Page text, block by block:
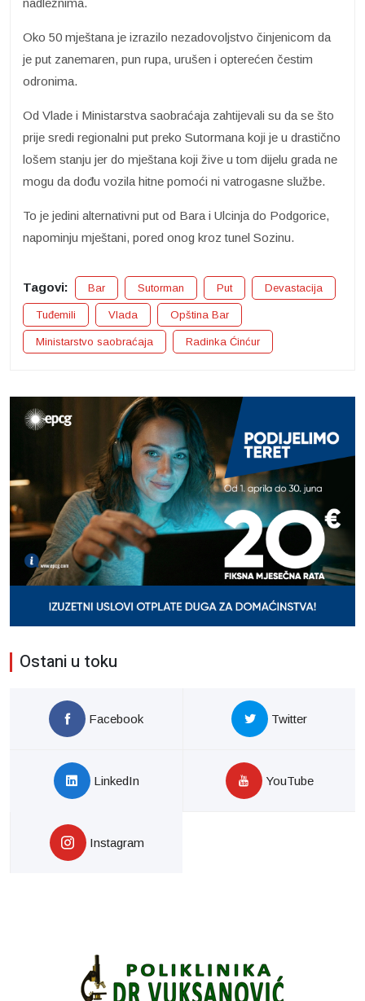
Oko 50 mještana je izrazilo nezadovoljstvo činjenicom da
je put zanemaren, pun rupa, urušen i opterećen čestim
odronima.
Od Vlade i Ministarstva saobraćaja zahtijevali su da se što
prije sredi regionalni put preko Sutormana koji je u drastično
lošem stanju jer do mještana koji žive u tom dijelu grada ne
mogu da dođu vozila hitne pomoći ni vatrogasne službe.
To je jedini alternativni put od Bara i Ulcinja do Podgorice,
napominju mještani, pored onog kroz tunel Sozinu.
Tagovi: Bar Sutorman Put Devastacija
Tuđemili Vlada Opština Bar
Ministarstvo saobraćaja Radinka Ćinćur
Ostani u toku
Facebook Twitter
LinkedIn YouTube
Instagram